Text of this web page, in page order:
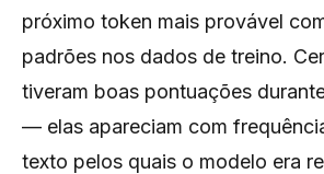
próximo token mais provável
padrões nos dados de treino.
tiveram boas pontuações
— elas apareciam com
texto pelos quais o modelo era